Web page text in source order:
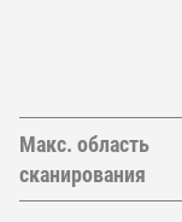
Макс. область
сканирования